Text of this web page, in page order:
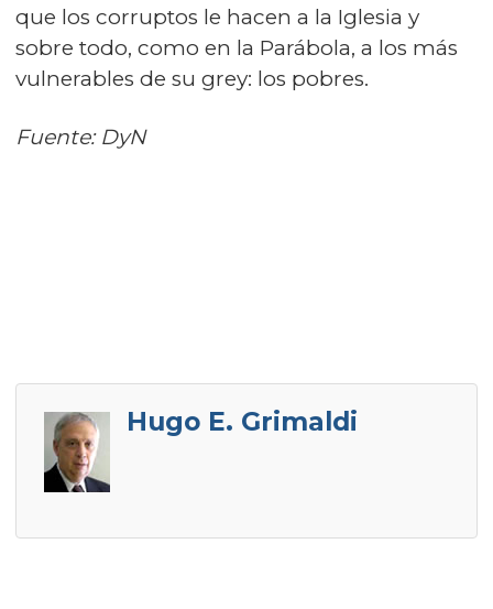
que los corruptos le hacen a la Iglesia y
sobre todo, como en la Parábola, a los más
vulnerables de su grey: los pobres.
Fuente: DyN
Hugo E. Grimaldi